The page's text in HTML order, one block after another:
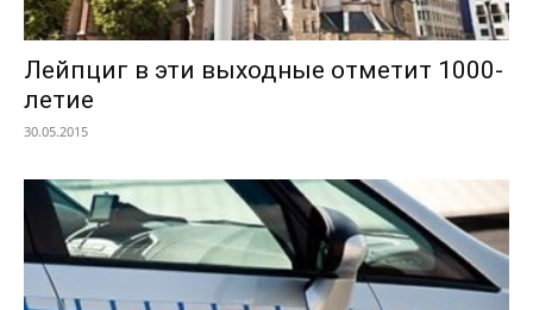
Лейпциг в эти выходные отметит 1000-
летие
30.05.2015